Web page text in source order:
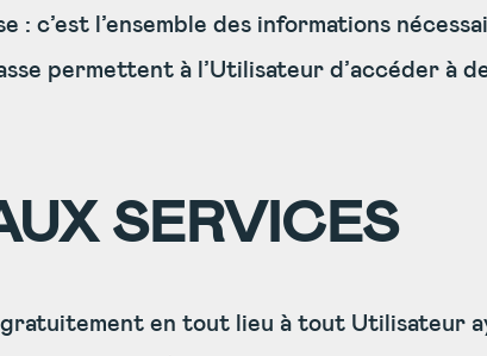
: c’est l’ensemble des informations
permettent à l’Utilisateur d’accéder à
SERVICES
en tout lieu à tout Utilisateur